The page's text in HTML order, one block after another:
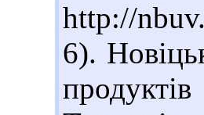
http://
6).